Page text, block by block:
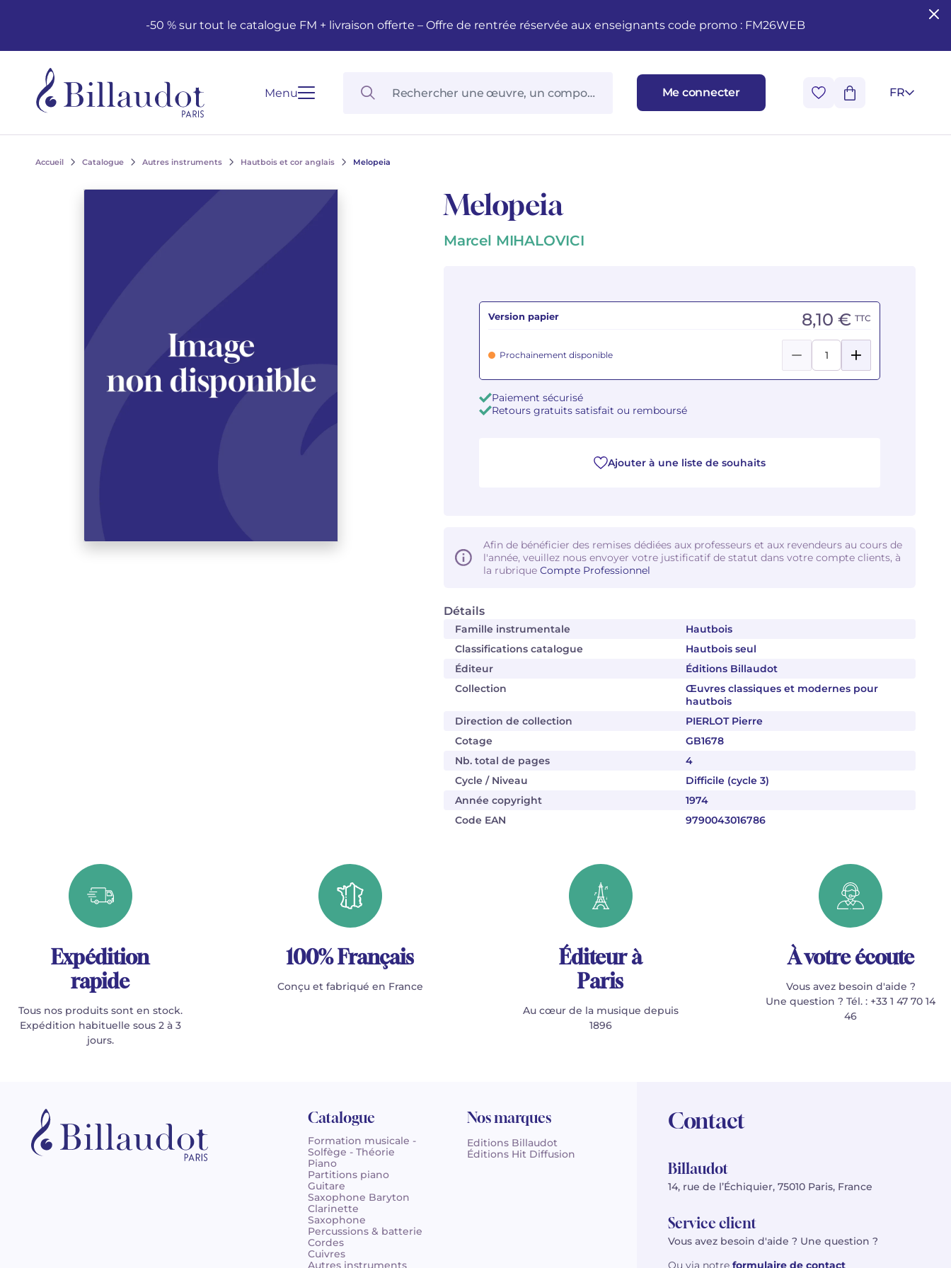
-50 % sur tout le catalogue FM + livraison offerte – Offre de rentrée réservée aux enseignants code promo : FM26WEB
Menu Me connecter FR
Accueil Catalogue Autres instruments Hautbois et cor anglais Melopeia
Melopeia
Marcel MIHALOVICI
Détails
Famille instrumentale
Hautbois
Classifications catalogue
Hautbois seul
Éditeur
Éditions Billaudot
Collection
Œuvres classiques et modernes pour
hautbois
Direction de collection
PIERLOT Pierre
Cotage
GB1678
Nb. total de pages
4
Cycle / Niveau
Difficile (cycle 3)
Année copyright
1974
Code EAN
9790043016786
Version papier 8,10 € TTC
Prochainement disponible
Paiement sécurisé
Retours gratuits satisfait ou remboursé
Ajouter à une liste de souhaits
Afin de bénéficier des remises dédiées aux professeurs et aux revendeurs au cours de
l'année, veuillez nous envoyer votre justificatif de statut dans votre compte clients, à
la rubrique Compte Professionnel
Expédition
rapide
Tous nos produits sont en stock.
Expédition habituelle sous 2 à 3
jours.
100% Français
Conçu et fabriqué en France
Éditeur à
Paris
Au cœur de la musique depuis
1896
À votre écoute
Vous avez besoin d'aide ?
Une question ? Tél. : +33 1 47 70 14
46
Catalogue
Formation musicale -
Solfège - Théorie
Piano
Partitions piano
Guitare
Saxophone Baryton
Clarinette
Saxophone
Percussions & batterie
Cordes
Cuivres
Autres instruments
Nos marques
Editions Billaudot
Éditions Hit Diffusion
Contact
Billaudot
14, rue de l’Échiquier, 75010 Paris, France
Service client
Vous avez besoin d'aide ? Une question ?
Ou via notre formulaire de contact